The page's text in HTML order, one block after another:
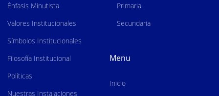
Énfasis Minutista
Valores Institucionales
Símbolos Institucionales
Filosofía Institucional
Políticas
Nuestras Instalaciones
Primaria
Secundaria
Menu
Inicio